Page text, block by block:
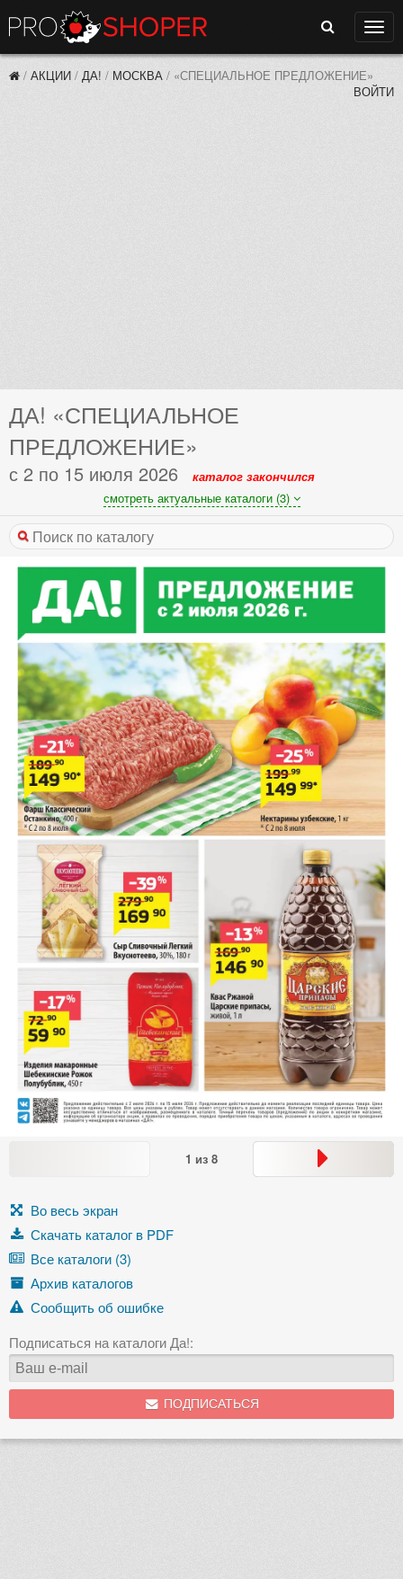
Поиск
/ АКЦИИ / ДА! / МОСКВА / «СПЕЦИАЛЬНОЕ ПРЕДЛОЖЕНИЕ»
ВОЙТИ
ДА! «СПЕЦИАЛЬНОЕ
ПРЕДЛОЖЕНИЕ»
с 2 по 15 июля 2026
каталог закончился
смотреть актуальные каталоги (3)
1 из 8
Во весь экран
Скачать каталог в PDF
Все каталоги (3)
Архив каталогов
Сообщить об ошибке
Подписаться на каталоги Да!:
ПОДПИСАТЬСЯ